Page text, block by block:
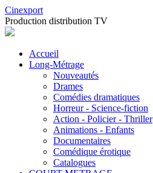
Cinexport
Production distribution TV
Accueil
Long-Métrage
Nouveautés
Drames
Comédies dramatiques
Horreur - Science-fiction
Action - Policier - Thriller
Animations - Enfants
Documentaires
Comédique érotique
Catalogues